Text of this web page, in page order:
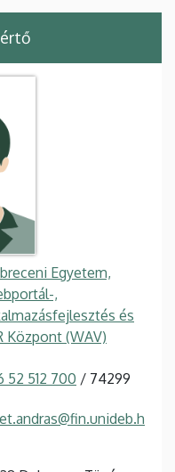
Egyetem,
,
és
Központ (WAV)
52 512 700 / 74299